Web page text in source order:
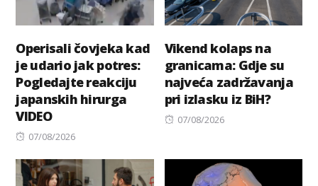
Operisali čovjeka kad
je udario jak potres:
Pogledajte reakciju
japanskih hirurga
VIDEO
Posted
07/08/2026
Vikend kolaps na
granicama: Gdje su
najveća zadržavanja
pri izlasku iz BiH?
Posted
07/08/2026